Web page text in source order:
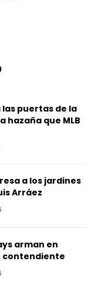
las puertas de la
hazaña que MLB
a los jardines
Arráez
arman en
contendiente